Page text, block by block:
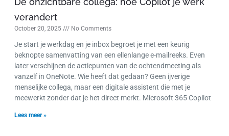
verandert
October 20, 2025 No Comments
Je start je werkdag en je inbox begroet je met een keurig
beknopte samenvatting van een ellenlange e-mailreeks. Even
later verschijnen de actiepunten van de ochtendmeeting als
vanzelf in OneNote. Wie heeft dat gedaan? Geen ijverige
menselijke collega, maar een digitale assistent die met je
meewerkt zonder dat je het direct merkt. Microsoft 365 Copilot
Lees meer »